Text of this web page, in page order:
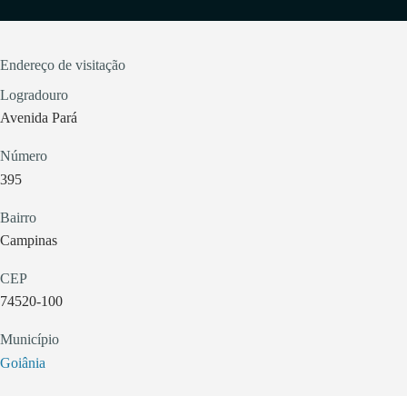
Endereço de visitação
Logradouro
Avenida Pará
Número
395
Bairro
Campinas
CEP
74520-100
Município
Goiânia